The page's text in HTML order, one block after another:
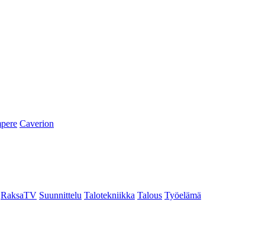
Caverion
RaksaTV Suunnittelu Talotekniikka Talous Työelämä